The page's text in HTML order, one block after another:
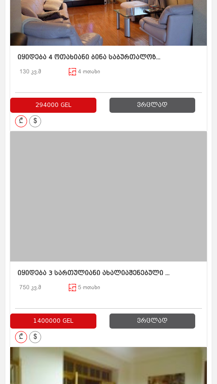
იყიდება 4 ოთახიანი ბინა საბურთალოზ...
130 კვ.მ 4 ოთახი
294000 GEL ვრცლად
₾ $
იყიდება 3 სართულიანი ახალიაშენებული ...
750 კვ.მ 5 ოთახი
1400000 GEL ვრცლად
₾ $